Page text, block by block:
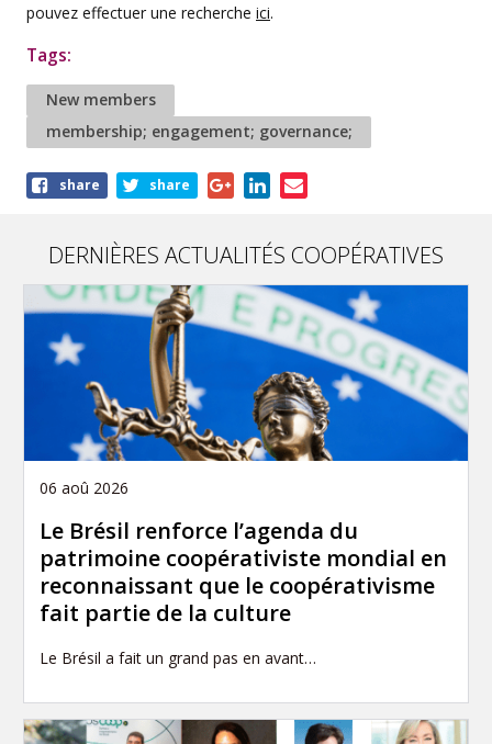
pouvez effectuer une recherche ici.
Tags:
New members
membership; engagement; governance;
Shareshare share
DERNIÈRES ACTUALITÉS COOPÉRATIVES
06 aoû 2026
Le Brésil renforce l’agenda du
patrimoine coopérativiste mondial en
reconnaissant que le coopérativisme
fait partie de la culture
Le Brésil a fait un grand pas en avant…